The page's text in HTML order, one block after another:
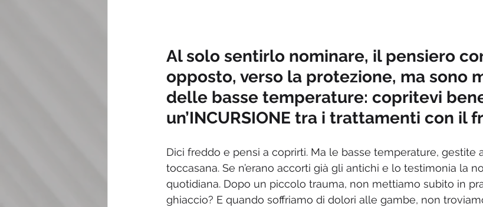
Al solo sentirlo nominare, il pensiero
opposto, verso la protezione, ma sono
delle basse temperature: copritevi
un’INCURSIONE tra i trattamenti con il
Dici freddo e pensi a coprirti. Ma le basse temperature, gestite
toccasana. Se n’erano accorti già gli antichi e lo testimonia la
quotidiana. Dopo un piccolo trauma, non mettiamo subito in
ghiaccio? E quando soffriamo di dolori alle gambe, non